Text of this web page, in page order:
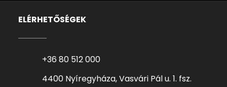
ELÉRHETŐSÉGEK
+36 80 512 000
4400 Nyíregyháza, Vasvári Pál u. 1. fsz.